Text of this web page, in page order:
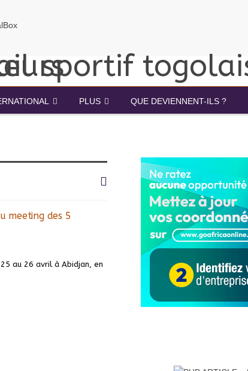
PLUS QUE DEVIENNENT-ILS ?
meeting des 5
au 26 avril à Abidjan, en